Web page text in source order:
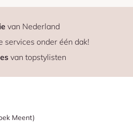
van Nederland
services onder één dak!
van topstylisten
Meent)